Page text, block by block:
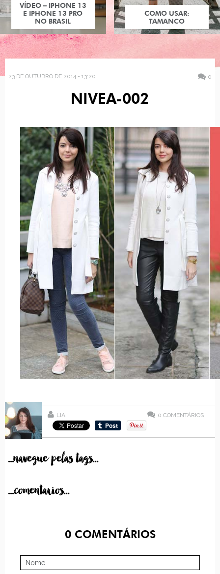
VÍDEO – IPHONE 13
E IPHONE 13 PRO
NO BRASIL
COMO USAR:
TAMANCO
23 DE OUTUBRO DE 2014 - 13:20 0
NIVEA-002
LIA 0 COMENTÁRIOS
...navegue pelas tags...
...comentarios...
0COMENTÁRIOS